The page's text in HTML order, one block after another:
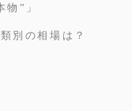
物”」
別の相場は？